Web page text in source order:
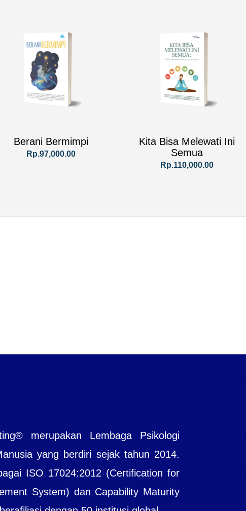
Berani Bermimpi
Rp.97,000.00
Kita Bisa Melewati Ini
Semua
Rp.110,000.00
merupakan Lembaga Psikologi
yang berdiri sejak tahun 2014.
ISO 17024:2012 (Certification for
System) dan Capability Maturity